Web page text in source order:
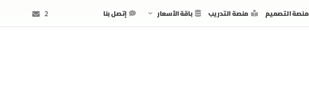
منصة التصميم منصة التدريب باقة الأسعار إتصل بنا 2